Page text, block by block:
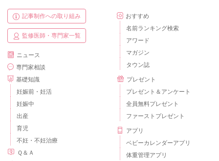
記事制作への取り組み
監修医師・専門家一覧
ニュース
専門家相談
基礎知識
妊娠前・妊活
妊娠中
出産
育児
不妊・不妊治療
Ｑ＆Ａ
おすすめ
名前ランキング検索
アワード
マガジン
タウン誌
プレゼント
プレゼント＆アンケート
全員無料プレゼント
ファーストプレゼント
アプリ
ベビーカレンダーアプリ
体重管理アプリ